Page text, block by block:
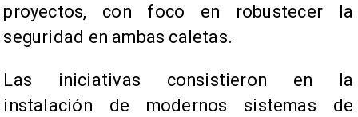
proyectos, con foco en robustecer la
seguridad en ambas caletas.
Las iniciativas consistieron en la
instalación de modernos sistemas de